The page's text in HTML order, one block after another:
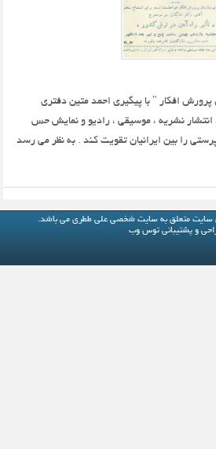
۱۳۱۷ " سازمان پرورش افکار " با پیگیری احمد متین دفتری
نشریه ، موسیقی ، رادیو و نمایش حس
را بین ایرانیان تقویت کند . به نظر می رسد
سایت متعلق بهسایت شخصی علی ططری می باشد.
و پشتیبانی توس وب